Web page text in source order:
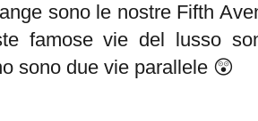
sono le nostre Fifth
famose vie del lusso
sono due vie parallele 😲